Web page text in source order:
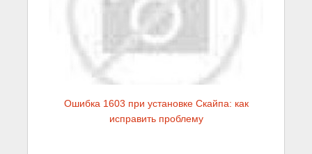
Ошибка 1603 при установке Скайпа: как
исправить проблему